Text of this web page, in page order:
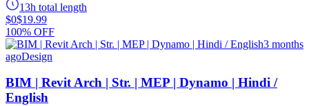
13h total length
$0$19.99
100% OFF
3 months
agoDesign
BIM | Revit Arch | Str. | MEP | Dynamo | Hindi /
English